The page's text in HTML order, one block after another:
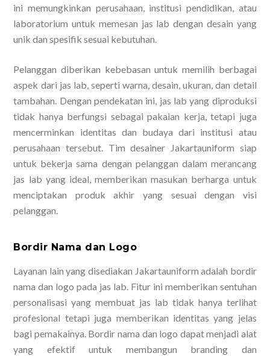
ini memungkinkan perusahaan, institusi pendidikan, atau
laboratorium untuk memesan jas lab dengan desain yang
unik dan spesifik sesuai kebutuhan.
Pelanggan diberikan kebebasan untuk memilih berbagai
aspek dari jas lab, seperti warna, desain, ukuran, dan detail
tambahan. Dengan pendekatan ini, jas lab yang diproduksi
tidak hanya berfungsi sebagai pakaian kerja, tetapi juga
mencerminkan identitas dan budaya dari institusi atau
perusahaan tersebut. Tim desainer Jakartauniform siap
untuk bekerja sama dengan pelanggan dalam merancang
jas lab yang ideal, memberikan masukan berharga untuk
menciptakan produk akhir yang sesuai dengan visi
pelanggan.
Bordir Nama dan Logo
Layanan lain yang disediakan Jakartauniform adalah bordir
nama dan logo pada jas lab. Fitur ini memberikan sentuhan
personalisasi yang membuat jas lab tidak hanya terlihat
profesional tetapi juga memberikan identitas yang jelas
bagi pemakainya. Bordir nama dan logo dapat menjadi alat
yang efektif untuk membangun branding dan